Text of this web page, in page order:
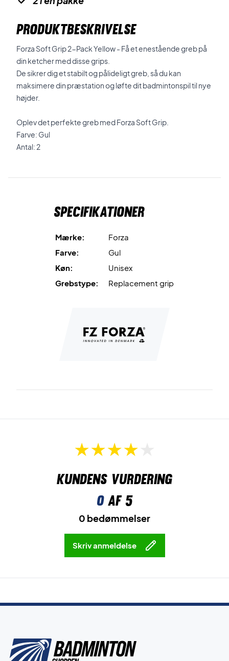
PRODUKTBESKRIVELSE
Forza Soft Grip 2-Pack Yellow - Få et enestående greb på
din ketcher med disse grips.
De sikrer dig et stabilt og pålideligt greb, så du kan
maksimere din præstation og løfte dit badmintonspil til nye
højder.
Oplev det perfekte greb med Forza Soft Grip.
Farve: Gul
Antal: 2
Specifikationer
Mærke:
Forza
Farve:
Gul
Køn:
Unisex
Grebstype:
Replacement grip
Kundens vurdering
0af 5
0 bedømmelser
Skriv anmeldelse